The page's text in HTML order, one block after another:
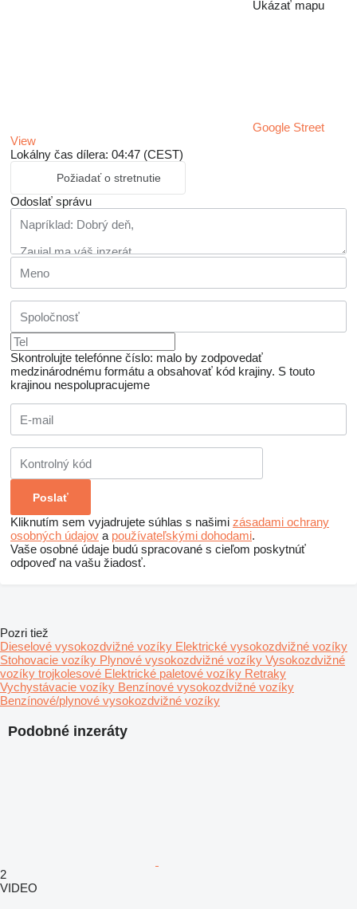
Ukázať mapu
Google Street
View
Lokálny čas dílera: 04:47 (CEST)
Požiadať o stretnutie
Odoslať správu
Skontrolujte telefónne číslo: malo by zodpovedať
medzinárodnému formátu a obsahovať kód krajiny. S touto
krajinou nespolupracujeme
Kliknutím sem vyjadrujete súhlas s našimi zásadami ochrany
osobných údajov a používateľskými dohodami.
Vaše osobné údaje budú spracované s cieľom poskytnúť
odpoveď na vašu žiadosť.
Podobné inzeráty
2
VIDEO
Pozri tiež
Dieselové vysokozdvižné vozíky Elektrické vysokozdvižné vozíky
Stohovacie vozíky Plynové vysokozdvižné vozíky Vysokozdvižné
vozíky trojkolesové Elektrické paletové vozíky Retraky
Vychystávacie vozíky Benzínové vysokozdvižné vozíky
Benzínové/plynové vysokozdvižné vozíky